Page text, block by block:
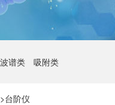
波谱类 吸附类
台阶仪